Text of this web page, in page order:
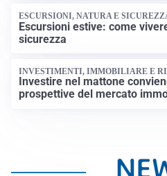
ESCURSIONI, NATURA E
Escursioni estive: come
sicurezza
INVESTIMENTI, IMMOBILIARE E
Investire nel mattone
prospettive del mercato